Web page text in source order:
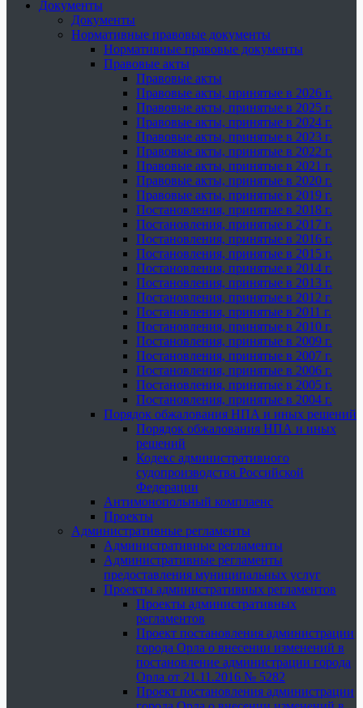
Документы
Документы
Нормативные правовые документы
Нормативные правовые документы
Правовые акты
Правовые акты
Правовые акты, принятые в 2026 г.
Правовые акты, принятые в 2025 г.
Правовые акты, принятые в 2024 г.
Правовые акты, принятые в 2023 г.
Правовые акты, принятые в 2022 г.
Правовые акты, принятые в 2021 г.
Правовые акты, принятые в 2020 г.
Правовые акты, принятые в 2019 г.
Постановления, принятые в 2018 г.
Постановления, принятые в 2017 г.
Постановления, принятые в 2016 г.
Постановления, принятые в 2015 г.
Постановления, принятые в 2014 г.
Постановления, принятые в 2013 г.
Постановления, принятые в 2012 г.
Постановления, принятые в 2011 г.
Постановления, принятые в 2010 г.
Постановления, принятые в 2009 г.
Постановления, принятые в 2007 г.
Постановления, принятые в 2006 г.
Постановления, принятые в 2005 г.
Постановления, принятые в 2004 г.
Порядок обжалования НПА и иных решений
Порядок обжалования НПА и иных
решений
Кодекс административного
судопроизводства Российской
Федерации
Антимонопольный комплаенс
Проекты
Административные регламенты
Административные регламенты
Административные регламенты
предоставления муниципальных услуг
Проекты административных регламентов
Проекты административных
регламентов
Проект постановления администрации
города Орла о внесении изменений в
постановление администрации города
Орла от 21.11.2016 № 5282
Проект постановления администрации